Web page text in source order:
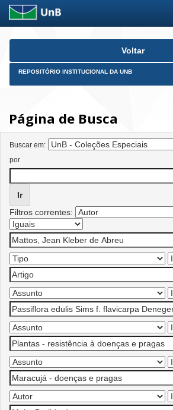
Skip
Voltar
REPOSITÓRIO INSTITUCIONAL DA UNB
Página de Busca
Buscar em:
por
Filtros correntes: